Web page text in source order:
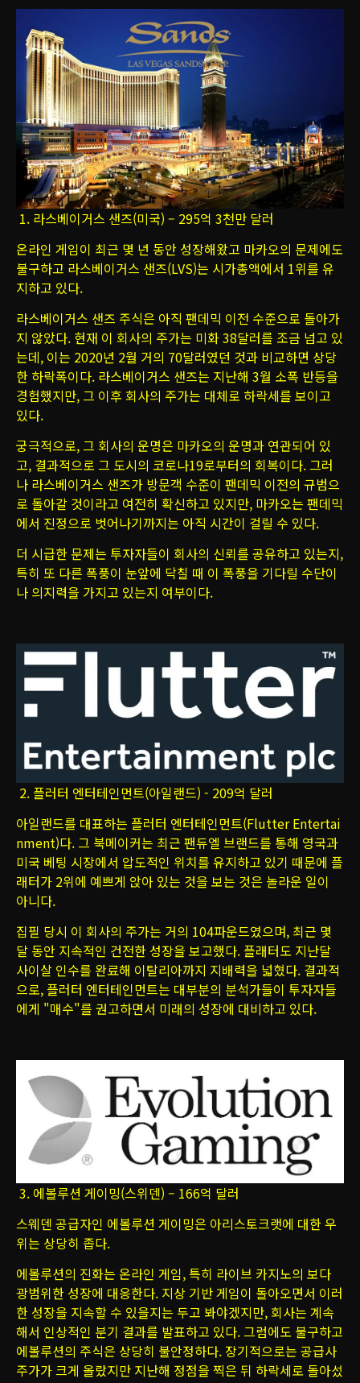
1. 라스베이거스 샌즈(미국) – 295억 3천만 달러
온라인 게임이 최근 몇 년 동안 성장해왔고 마카오의 문제에도
불구하고 라스베이거스 샌즈(LVS)는 시가총액에서 1위를 유
지하고 있다.
라스베이거스 샌즈 주식은 아직 팬데믹 이전 수준으로 돌아가
지 않았다. 현재 이 회사의 주가는 미화 38달러를 조금 넘고 있
는데, 이는 2020년 2월 거의 70달러였던 것과 비교하면 상당
한 하락폭이다. 라스베이거스 샌즈는 지난해 3월 소폭 반등을
경험했지만, 그 이후 회사의 주가는 대체로 하락세를 보이고
있다.
궁극적으로, 그 회사의 운명은 마카오의 운명과 연관되어 있
고, 결과적으로 그 도시의 코로나19로부터의 회복이다. 그러
나 라스베이거스 샌즈가 방문객 수준이 팬데믹 이전의 규범으
로 돌아갈 것이라고 여전히 확신하고 있지만, 마카오는 팬데믹
에서 진정으로 벗어나기까지는 아직 시간이 걸릴 수 있다.
더 시급한 문제는 투자자들이 회사의 신뢰를 공유하고 있는지,
특히 또 다른 폭풍이 눈앞에 닥칠 때 이 폭풍을 기다릴 수단이
나 의지력을 가지고 있는지 여부이다.
2. 플러터 엔터테인먼트(아일랜드) - 209억 달러
아일랜드를 대표하는 플러터 엔터테인먼트(Flutter Entertai
nment)다. 그 북메이커는 최근 팬듀엘 브랜드를 통해 영국과
미국 베팅 시장에서 압도적인 위치를 유지하고 있기 때문에 플
래터가 2위에 예쁘게 앉아 있는 것을 보는 것은 놀라운 일이
아니다.
집필 당시 이 회사의 주가는 거의 104파운드였으며, 최근 몇
달 동안 지속적인 건전한 성장을 보고했다. 플래터도 지난달
사이살 인수를 완료해 이탈리아까지 지배력을 넓혔다. 결과적
으로, 플러터 엔터테인먼트는 대부분의 분석가들이 투자자들
에게 "매수"를 권고하면서 미래의 성장에 대비하고 있다.
3. 에볼루션 게이밍(스위덴) – 166억 달러
스웨덴 공급자인 에볼루션 게이밍은 아리스토크랫에 대한 우
위는 상당히 좁다.
에볼루션의 진화는 온라인 게임, 특히 라이브 카지노의 보다
광범위한 성장에 대응한다. 지상 기반 게임이 돌아오면서 이러
한 성장을 지속할 수 있을지는 두고 봐야겠지만, 회사는 계속
해서 인상적인 분기 결과를 발표하고 있다. 그럼에도 불구하고
에볼루션의 주식은 상당히 불안정하다. 장기적으로는 공급사
주가가 크게 올랐지만 지난해 정점을 찍은 뒤 하락세로 돌아섰